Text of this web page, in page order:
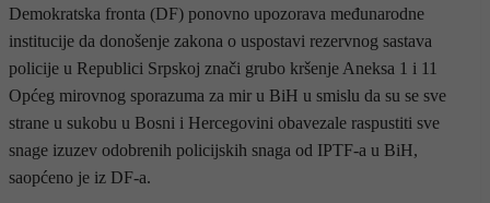
Demokratska fronta (DF) ponovno upozorava međunarodne
institucije da donošenje zakona o uspostavi rezervnog sastava
policije u Republici Srpskoj znači grubo kršenje Aneksa 1 i 11
Općeg mirovnog sporazuma za mir u BiH u smislu da su se sve
strane u sukobu u Bosni i Hercegovini obavezale raspustiti sve
snage izuzev odobrenih policijskih snaga od IPTF-a u BiH,
saopćeno je iz DF-a.